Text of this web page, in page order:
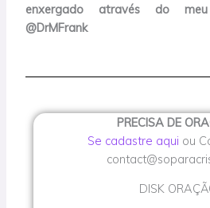
enxergado através do
@DrMFrank
PRECISA DE
Se cadastre aqui ou
DISK